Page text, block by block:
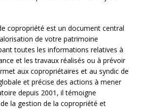
copropriété est un document central
de votre patrimoine
toutes les informations relatives à
et les travaux réalisés ou à prévoir
aux copropriétaires et au syndic de
et précise des actions à mener
depuis 2001, il témoigne
la gestion de la copropriété et